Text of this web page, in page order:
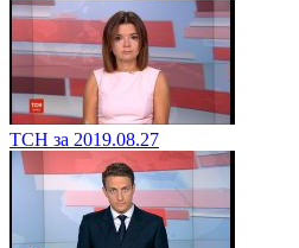
ТСН за 2019.08.27